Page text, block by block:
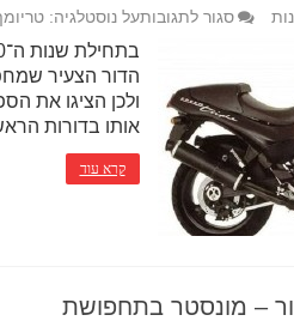
סגור לתגובותעל נוסטלגיה:
הדור הצעיר
ולכן הציגו את
אותו בדורות
קרא עוד
– מונסטר בתחפושת